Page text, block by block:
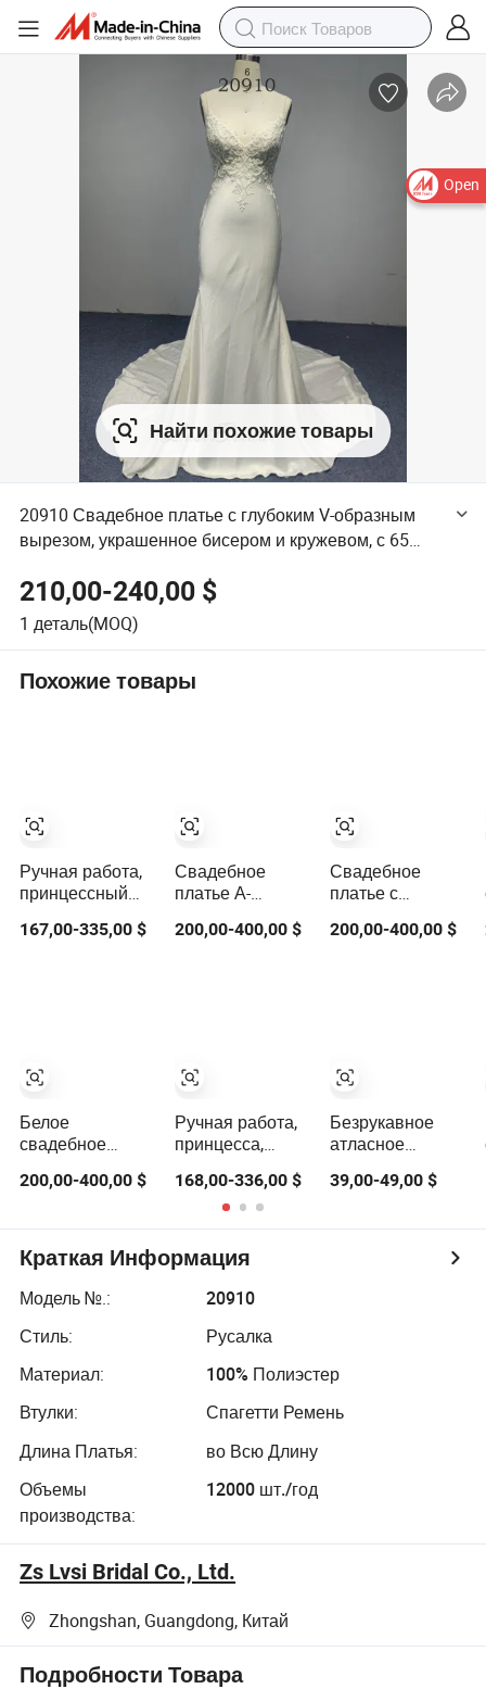
Open
Найти похожие товары
20910 Свадебное платье с глубоким V-образным
вырезом, украшенное бисером и кружевом, с 65
сатиновая юбка, цвет слоновой кости
210,00-240,00 $
1 деталь(MOQ)
Похожие товары
Ручная работа,
принцессный
открытыми
для женщин,
свадебное
платье, платье
для девочек,
выпускное
платье
167,00-335,00 $
Белое
свадебное
длинными
юбкой в форме
шара,
украшенное
бисерными
аппликациями
200,00-400,00 $
Свадебное
платье А-
квадратным
200,00-400,00 $
Ручная работа,
принцесса,
бретелек,
сердечко,
куинсеньера,
кружево,
вечерние платья
для женщин,
платья, платье
бала
168,00-336,00 $
Свадебное
платье с
рукавами, V-
русалки с
шлейфом цвета
слоновой кости
200,00-400,00 $
Безрукавное
атласное
платье с бантом,
платье А-
свадебное
платье цвета
слоновой кости
39,00-49,00 $
Краткая Информация
Модель №.:
20910
Стиль:
Русалка
Материал:
100% Полиэстер
Втулки:
Спагетти Ремень
Длина Платья:
во Всю Длину
Объемы
производства:
12000 шт./год
Zs Lvsi Bridal Co., Ltd.
Zhongshan, Guangdong, Китай
Подробности Товара